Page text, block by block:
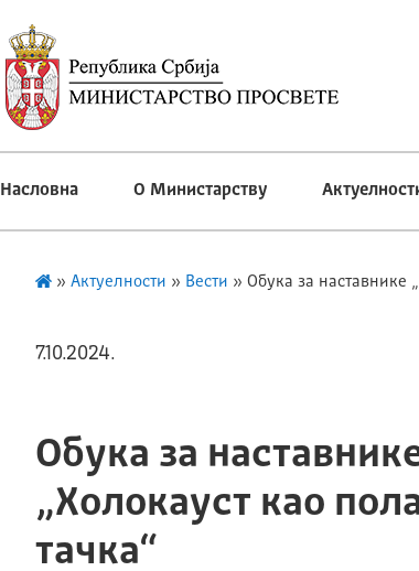
Насловна О Министарству
» Актуелности » Вести » Обука за наставнике
7.10.2024.
Обука за
„Холокауст као
тачка“